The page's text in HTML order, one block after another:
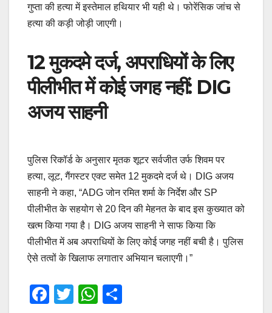
गुप्ता की हत्या में इस्तेमाल हथियार भी यही थे। फोरेंसिक जांच से
हत्या की कड़ी जोड़ी जाएगी।
12 मुकदमे दर्ज, अपराधियों के लिए
पीलीभीत में कोई जगह नहीं: DIG
अजय साहनी
पुलिस रिकॉर्ड के अनुसार मृतक शूटर सर्वजीत उर्फ शिवम पर
हत्या, लूट, गैंगस्टर एक्ट समेत 12 मुकदमे दर्ज थे। DIG अजय
साहनी ने कहा, “ADG जोन रमित शर्मा के निर्देश और SP
पीलीभीत के सहयोग से 20 दिन की मेहनत के बाद इस कुख्यात को
खत्म किया गया है। DIG अजय साहनी ने साफ किया कि
पीलीभीत में अब अपराधियों के लिए कोई जगह नहीं बची है। पुलिस
ऐसे तत्वों के खिलाफ लगातार अभियान चलाएगी।”
F
T
W